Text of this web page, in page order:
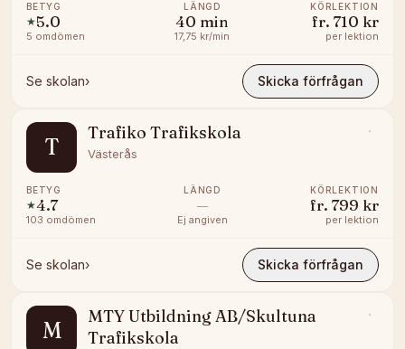
BETYG
★5.0
5 omdömen
LÄNGD
40 min
17,75 kr/min
KÖRLEKTION
fr. 710 kr
per lektion
Se skolan› Skicka förfrågan
T
Trafiko Trafikskola
Västerås
BETYG
★4.7
103 omdömen
LÄNGD
—
Ej angiven
KÖRLEKTION
fr. 799 kr
per lektion
Se skolan› Skicka förfrågan
M
MTY Utbildning AB/Skultuna
Trafikskola